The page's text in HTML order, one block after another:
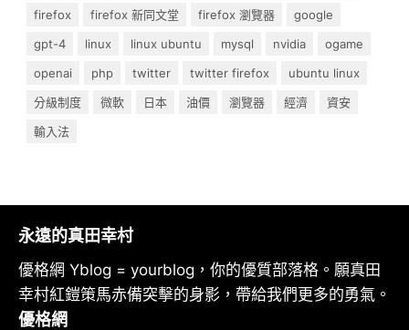
firefox
firefox 新同文堂 firefox 瀏覽器
google
gpt-4
linux linux ubuntu mysql nvidia
ogame
openai
php twitter twitter firefox
ubuntu linux
分級制度
微軟 日本 油價 瀏覽器 經濟
資安
輸入法
永遠的真田幸村
優格網 Yblog = yourblog，你的優質部落格。願真田
幸村紅鎧策馬赤備突擊的身影，帶給我們更多的勇氣。
優格網